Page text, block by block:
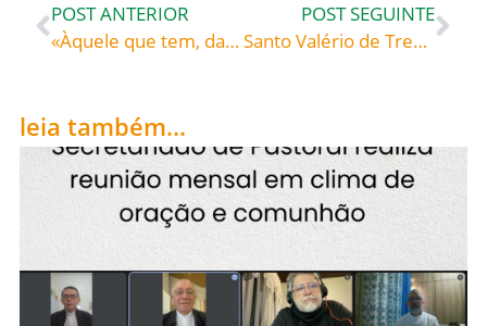
POST ANTERIOR
«Àquele que tem, dar-se-lhe-á, mas àquele que não tem, até o que tem lhe será tirado» – São Francisco de Assis (1182-1226) fundador da Ordem dos Frades Menores Admoestações, 19-22, 28
POST SEGUINTE
Santo Valério de Treviri (Séculos III e IV), celebrado hoje, 29, roga por todos nós!
leia também...